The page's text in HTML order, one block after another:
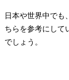
日本や世界中でも
ちらを参考にして
でしょう。